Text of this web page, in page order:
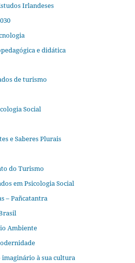
Irlandeses
e didática
de turismo
Social
e Saberes Plurais
do Turismo
em Psicologia Social
– Pañcatantra
Ambiente
imaginário à sua cultura